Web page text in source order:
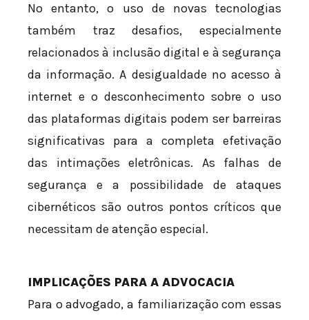
No entanto, o uso de novas tecnologias
também traz desafios, especialmente
relacionados à inclusão digital e à segurança
da informação. A desigualdade no acesso à
internet e o desconhecimento sobre o uso
das plataformas digitais podem ser barreiras
significativas para a completa efetivação
das intimações eletrônicas. As falhas de
segurança e a possibilidade de ataques
cibernéticos são outros pontos críticos que
necessitam de atenção especial.
IMPLICAÇÕES PARA A ADVOCACIA
Para o advogado, a familiarização com essas